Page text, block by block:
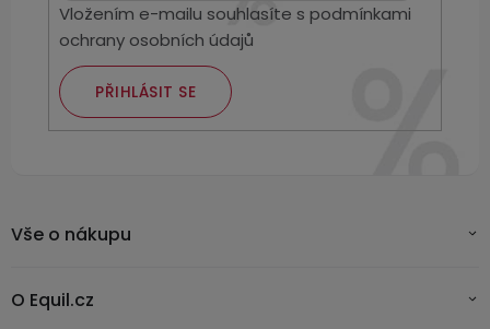
Vložením e-mailu souhlasíte spodmínkami
ochrany osobních údajů
PŘIHLÁSIT SE
Vše o nákupu
O Equil.cz